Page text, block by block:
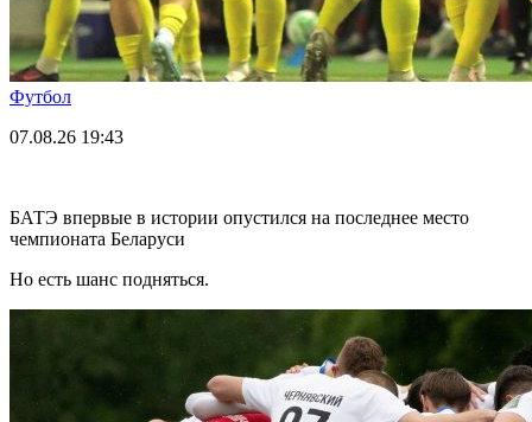
Футбол
07.08.26 19:43
БАТЭ впервые в истории опустился на последнее место
чемпионата Беларуси
Но есть шанс подняться.